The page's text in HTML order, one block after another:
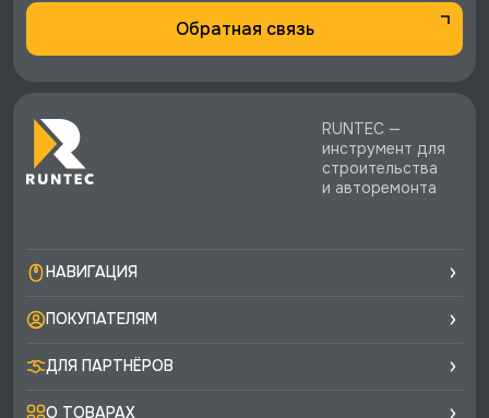
Обратная связь
RUNTEC —
инструмент для
строительства
и авторемонта
НАВИГАЦИЯ
ПОКУПАТЕЛЯМ
ДЛЯ ПАРТНЁРОВ
О ТОВАРАХ